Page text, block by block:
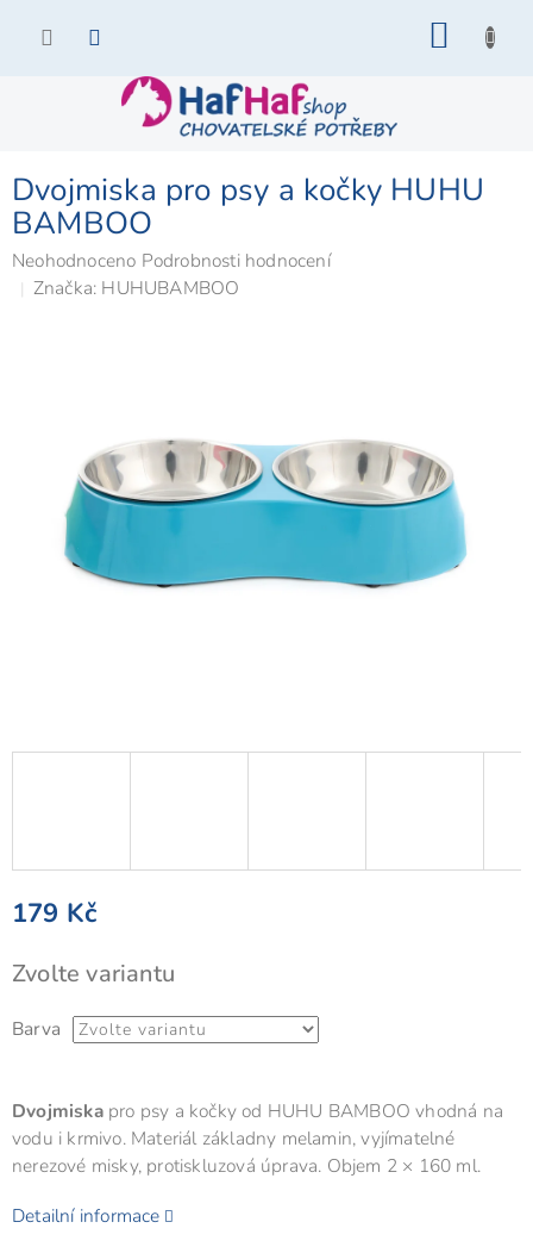
Dvojmiska pro psy a kočky HUHU
BAMBOO
Průměrné
hodnocení
hvězdiček.
Neohodnoceno Podrobnosti hodnocení
Značka: HUHUBAMBOO
179 Kč
cena:
Zvolte variantu
Barva
Dvojmiska pro psy a kočky od HUHU BAMBOO vhodná na
vodu i krmivo. Materiál základny melamin, vyjímatelné
nerezové misky, protiskluzová úprava. Objem 2 × 160 ml.
Detailní informace